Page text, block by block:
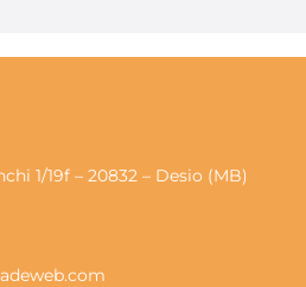
1/19f – 20832 – Desio (MB)